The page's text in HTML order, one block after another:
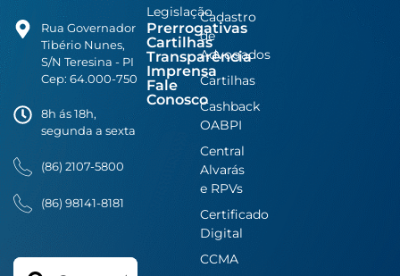
Rua Governador
Tibério Nunes,
S/N Teresina - PI
Cep: 64.000-750
8h ás 18h,
segunda a sexta
(86) 2107-5800
(86) 98141-8181
Search
Legislação
Prerrogativas
Cartilhas
Transparência
Imprensa
Fale
Conosco
Cadastro
de
Advogados
Cartilhas
Cashback
OABPI
Central
Alvarás
e RPVs
Certificado
Digital
CCMA